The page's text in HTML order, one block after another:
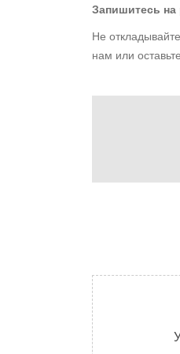
Запишитесь
Не
нам или